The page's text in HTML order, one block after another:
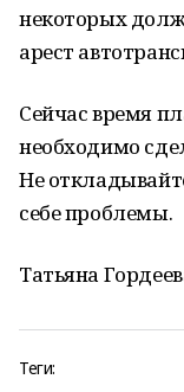
некоторых
арест
Сейчас время
необходимо
Не
себе проблемы.
Татьяна
Теги: